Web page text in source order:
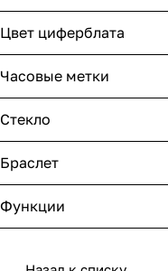
Цвет циферблата
Часовые метки
Стекло
Браслет
Функции